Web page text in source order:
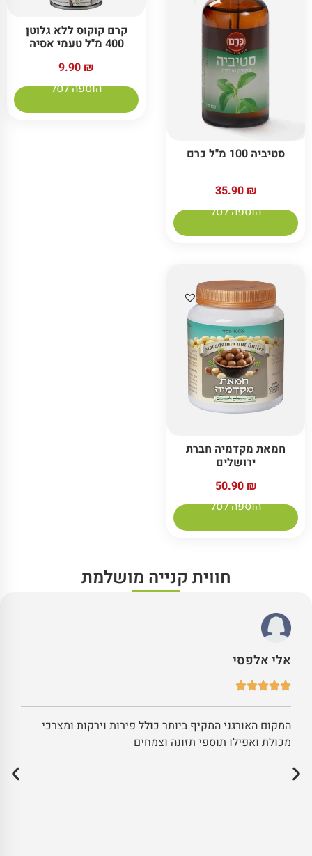
סטיביה 100 מ"ל כרם
35.90 ₪
הוספה לסל
קרם קוקוס ללא גלוטן
400 מ"ל טעמי אסיה
9.90 ₪
הוספה לסל
חמאת מקדמיה חברת
ירושלים
50.90 ₪
הוספה לסל
חווית קנייה מושלמת
אלי אלפסי
המקום האורגני המקיף ביותר כולל פירות וירקות ומצרכי
מכולת ואפילו תוספי תזונה וצמחים